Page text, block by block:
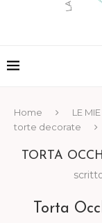
Home LE
torte decorate
TORTA
Torta